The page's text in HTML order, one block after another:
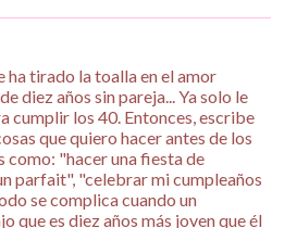
ha tirado la toalla en el amor
diez años sin pareja... Ya solo le
cumplir los 40. Entonces, escribe
que quiero hacer antes de los
como: "hacer una fiesta de
parfait", "celebrar mi cumpleaños
se complica cuando un
que es diez años más joven que él